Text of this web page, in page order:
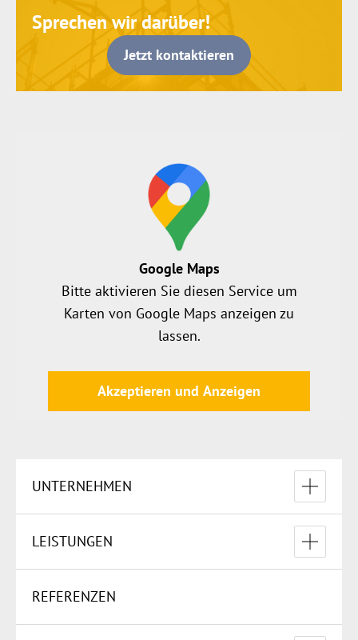
Sprechen wir darüber!
Jetzt kontaktieren
Google Maps
Bitte aktivieren Sie diesen Service um
Karten von Google Maps anzeigen zu
lassen.
Akzeptieren und Anzeigen
UNTERNEHMEN
GESCHICHTE
GESCHÄFTSLEITUNG
LEISTUNGEN
ARBEITS- UND SCHUTZGERÜSTE
REFERENZEN